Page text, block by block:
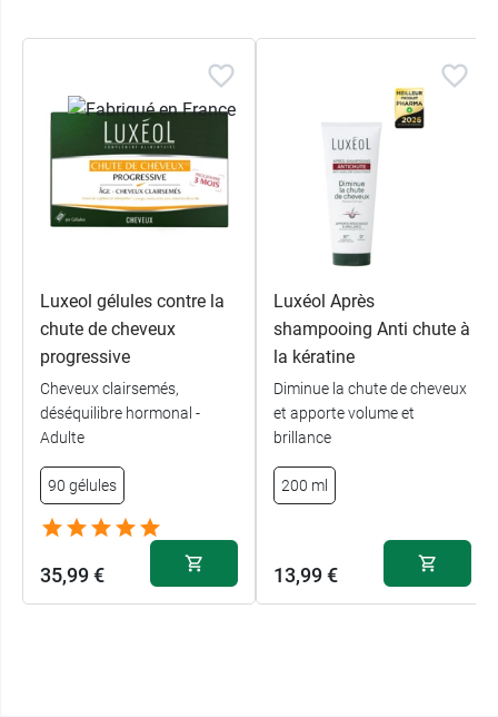
Luxeol gélules contre la
chute de cheveux
progressive
Cheveux clairsemés,
déséquilibre hormonal -
Adulte
90 gélules
35,99 €
Luxéol Après
shampooing Anti chute à
la kératine
Diminue la chute de cheveux
et apporte volume et
brillance
200 ml
13,99 €